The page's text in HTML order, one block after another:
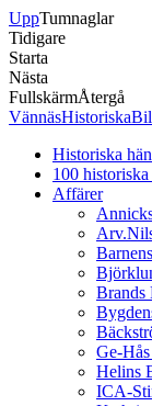
UppTumnaglar
Tidigare
Starta
Nästa
FullskärmÅtergå
Historiska
100
Affärer
Brands
Ge-
Helins
ICA-